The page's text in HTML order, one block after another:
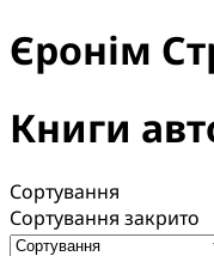
Єронім
Книги
Сортування
Сортування закрито